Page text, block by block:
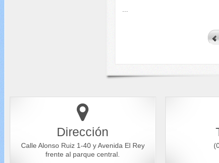
Dirección
Calle Alonso Ruiz 1-40 y Avenida El Rey
frente al parque central.